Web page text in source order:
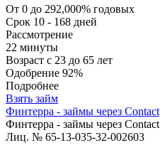
От 0 до 292,000% годовых
Срок 10 - 168 дней
Рассмотрение
22 минуты
Возраст с 23 до 65 лет
Одобрение 92%
Подробнее
Взять займ
Финтерра - займы через Contact
Финтерра - займы через Contact
Лиц. № 65-13-035-32-002603